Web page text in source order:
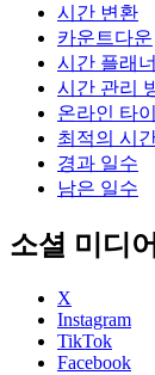
시간 변환
카운트다운
시간 플래너
시간 관리
온라인 타
최적의 시
경과 일수
남은 일수
소셜 미디어
X
Instagram
TikTok
Facebook